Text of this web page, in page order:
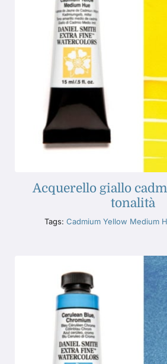
Acquerello giallo
tonalità
Tags: Cadmium Yellow Medium